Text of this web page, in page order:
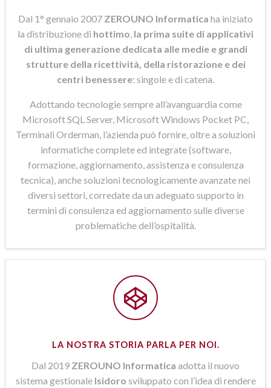
Dal 1° gennaio 2007 ZEROUNO Informatica ha iniziato
la distribuzione di hottimo la prima suite di applicativi
di ultima generazione dedicata alle medie e grandi
strutture della ricettività, della ristorazione e dei
centri benessere: singole e di catena.
Adottando tecnologie sempre all’avanguardia come
Microsoft SQL Server, Microsoft Windows Pocket PC,
Terminali Orderman, l’azienda può fornire, oltre a soluzioni
informatiche complete ed integrate (software,
formazione, aggiornamento, assistenza e consulenza
tecnica), anche soluzioni tecnologicamente avanzate nei
diversi settori, corredate da un adeguato supporto in
termini di consulenza ed aggiornamento sulle diverse
problematiche dell’ospitalità.
LA NOSTRA STORIA PARLA PER NOI.
Dal 2019 ZEROUNO Informatica adotta il nuovo
sistema gestionale Isidoro sviluppato con l’idea di rendere